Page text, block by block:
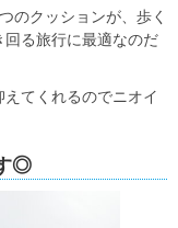
のクッションが、歩く
る旅行に最適なのだ
てくれるのでニオイ
◎